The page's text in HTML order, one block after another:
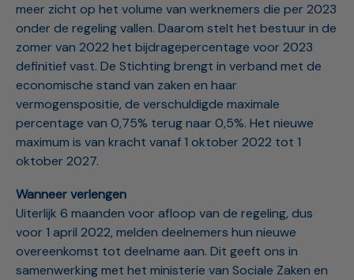
meer zicht op het volume van werknemers die per 2023
onder de regeling vallen. Daarom stelt het bestuur in de
zomer van 2022 het bijdragepercentage voor 2023
definitief vast. De Stichting brengt in verband met de
economische stand van zaken en haar
vermogenspositie, de verschuldigde maximale
percentage van 0,75% terug naar 0,5%. Het nieuwe
maximum is van kracht vanaf 1 oktober 2022 tot 1
oktober 2027.
Wanneer verlengen
Uiterlijk 6 maanden voor afloop van de regeling, dus
voor 1 april 2022, melden deelnemers hun nieuwe
overeenkomst tot deelname aan. Dit geeft ons in
samenwerking met het ministerie van Sociale Zaken en